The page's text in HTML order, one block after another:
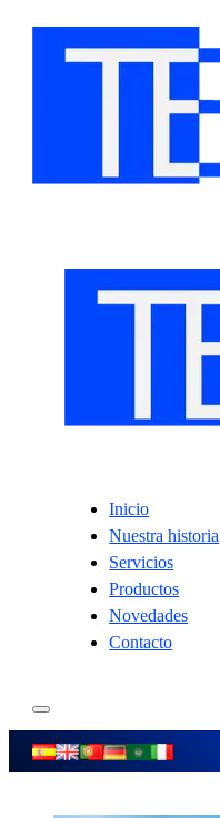
Inicio
Nuestra historia
Servicios
Productos
Novedades
Contacto